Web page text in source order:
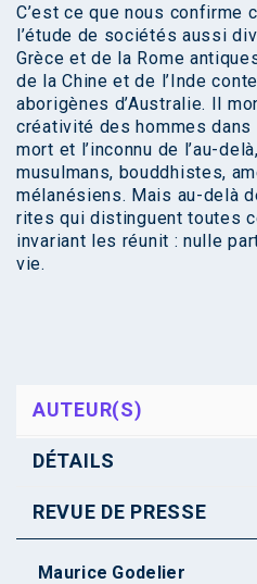
C’est ce que nous confirme
l’étude de sociétés aussi
Grèce et de la Rome
de la Chine et de l’Inde
aborigènes d’Australie. Il
créativité des hommes
mort et l’inconnu de l’au-
musulmans, bouddhistes,
mélanésiens. Mais au-delà
rites qui distinguent toutes
invariant les réunit : nulle
vie.
AUTEUR(S)
DÉTAILS
REVUE DE PRESSE
Maurice Godelier